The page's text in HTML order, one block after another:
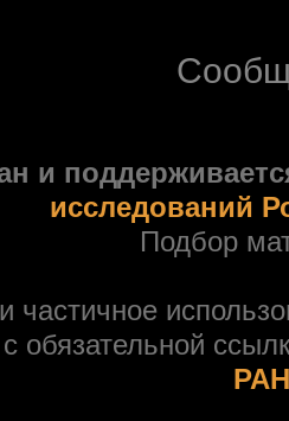
и
исследований
Подбор
частичное
обязательной